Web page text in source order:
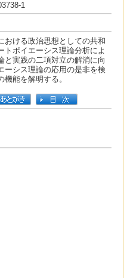
1
おける政治思想としての共和
トポイエーシス理論分析によ
と実践の二項対立の解消に向
ーシス理論の応用の是非を検
能を解明する。